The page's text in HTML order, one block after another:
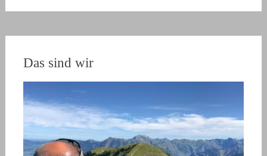
Das sind wir